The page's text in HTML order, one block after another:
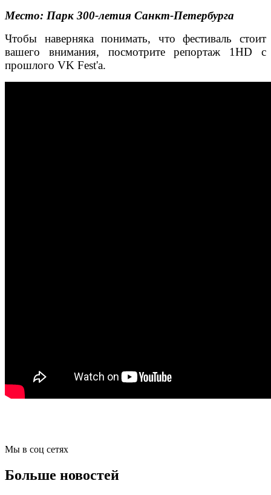
Место: Парк 300-летия Санкт-Петербурга
Чтобы наверняка понимать, что фестиваль стоит
вашего внимания, посмотрите репортаж 1HD с
прошлого VK Fest'а.
Мы в соц сетях
Больше новостей